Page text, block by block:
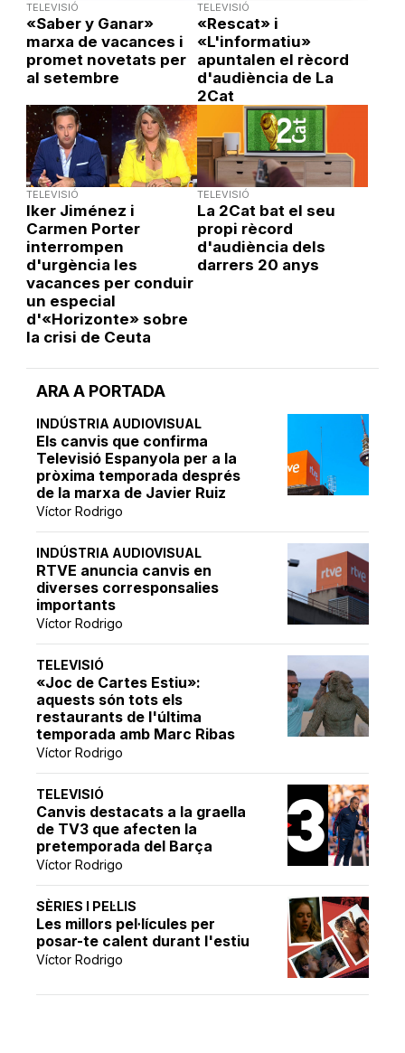
ARA A PORTADA
INDÚSTRIA AUDIOVISUAL
Els canvis que confirma
Televisió Espanyola per a la
pròxima temporada després
de la marxa de Javier Ruiz
Víctor Rodrigo
INDÚSTRIA AUDIOVISUAL
RTVE anuncia canvis en
diverses corresponsalies
importants
Víctor Rodrigo
TELEVISIÓ
«Joc de Cartes Estiu»:
aquests són tots els
restaurants de l'última
temporada amb Marc Ribas
Víctor Rodrigo
TELEVISIÓ
Canvis destacats a la graella
de TV3 que afecten la
pretemporada del Barça
Víctor Rodrigo
SÈRIES I PEL·LIS
Les millors pel·lícules per
posar-te calent durant l'estiu
Víctor Rodrigo
TELEVISIÓ
«Saber y Ganar»
marxa de vacances i
promet novetats per
al setembre
TELEVISIÓ
«Rescat» i
«L'informatiu»
apuntalen el rècord
d'audiència de La
2Cat
TELEVISIÓ
Iker Jiménez i
Carmen Porter
interrompen
d'urgència les
vacances per conduir
un especial
d'«Horizonte» sobre
la crisi de Ceuta
TELEVISIÓ
La 2Cat bat el seu
propi rècord
d'audiència dels
darrers 20 anys